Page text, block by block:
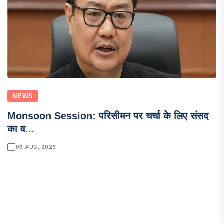
NEWS
Monsoon Session: परिसीमन पर चर्चा के लिए संसद
का व...
06 AUG, 2026